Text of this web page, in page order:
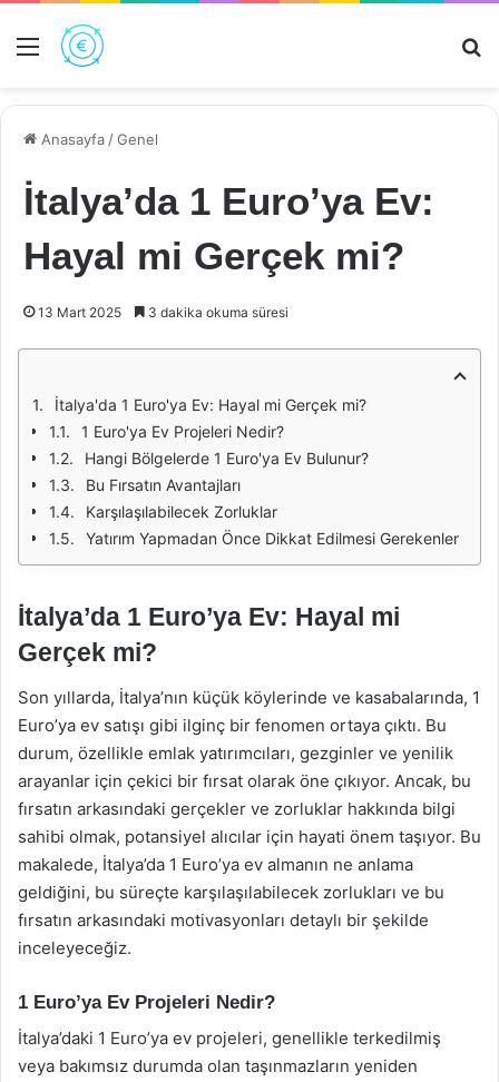
Menü
Anasayfa /Genel
İtalya’da 1 Euro’ya Ev:
Hayal mi Gerçek mi?
13 Mart 2025 3 dakika okuma süresi
İtalya'da 1 Euro'ya Ev: Hayal mi Gerçek mi?
1 Euro'ya Ev Projeleri Nedir?
Hangi Bölgelerde 1 Euro'ya Ev Bulunur?
Bu Fırsatın Avantajları
Karşılaşılabilecek Zorluklar
Yatırım Yapmadan Önce Dikkat Edilmesi Gerekenler
İtalya’da 1 Euro’ya Ev: Hayal mi
Gerçek mi?
Son yıllarda, İtalya’nın küçük köylerinde ve kasabalarında, 1
Euro’ya ev satışı gibi ilginç bir fenomen ortaya çıktı. Bu
durum, özellikle emlak yatırımcıları, gezginler ve yenilik
arayanlar için çekici bir fırsat olarak öne çıkıyor. Ancak, bu
fırsatın arkasındaki gerçekler ve zorluklar hakkında bilgi
sahibi olmak, potansiyel alıcılar için hayati önem taşıyor. Bu
makalede, İtalya’da 1 Euro’ya ev almanın ne anlama
geldiğini, bu süreçte karşılaşılabilecek zorlukları ve bu
fırsatın arkasındaki motivasyonları detaylı bir şekilde
inceleyeceğiz.
1 Euro’ya Ev Projeleri Nedir?
İtalya’daki 1 Euro’ya ev projeleri, genellikle terkedilmiş
veya bakımsız durumda olan taşınmazların yeniden